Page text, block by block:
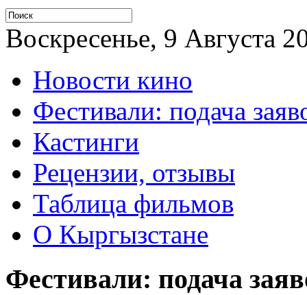
Воскресенье, 9 Августа
Новости кино
Фестивали: подача
Кастинги
Рецензии, отзывы
Таблица фильмов
О Кыргызстане
Фестивали: подача